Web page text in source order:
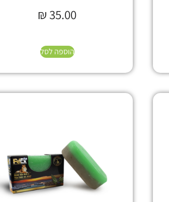
₪ 35.00
הוספה לסל